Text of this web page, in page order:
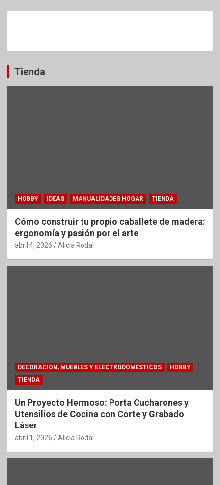
Tienda
HOBBY IDEAS MANUALIDADES HOGAR TIENDA
Cómo construir tu propio caballete de madera:
ergonomía y pasión por el arte
abril 4, 2026 Alicia Rodal
DECORACIÓN, MUEBLES Y ELECTRODOMÉSTICOS
HOBBY
TIENDA
Un Proyecto Hermoso: Porta Cucharones y
Utensilios de Cocina con Corte y Grabado
Láser
abril 1, 2026 Alicia Rodal